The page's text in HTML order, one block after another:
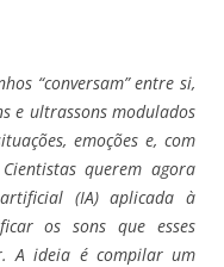
“conversam” entre si,
e ultrassons modulados
emoções e, com
querem agora
(IA) aplicada à
os sons que esses
A ideia é compilar um